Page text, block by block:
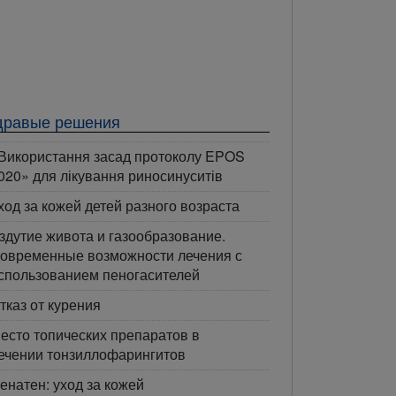
решения
засад протоколу EPOS
для лікування риносинуситів
за кожей детей разного возраста
живота и газообразование.
возможности лечения с
пеногасителей
от курения
топических препаратов в
тонзиллофарингитов
уход за кожей